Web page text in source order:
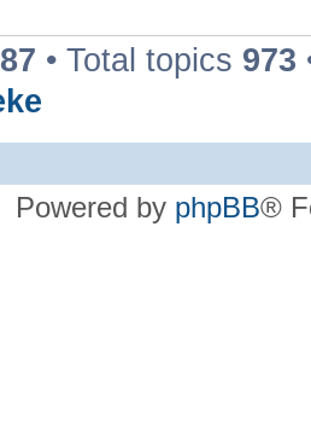
• Total topics 973
Powered by phpBB®